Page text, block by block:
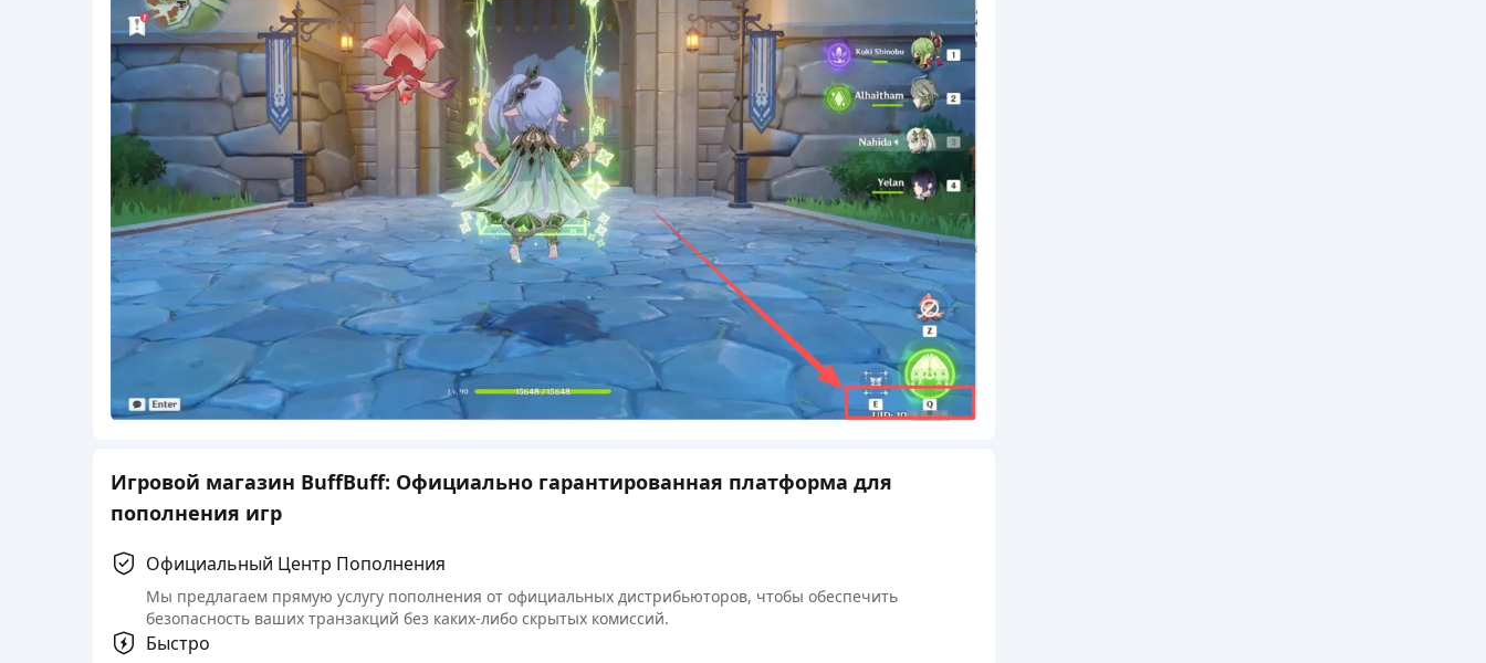
Игровой магазин BuffBuff: Официально гарантированная платформа для
пополнения игр
Официальный Центр Пополнения
Мы предлагаем прямую услугу пополнения от официальных дистрибьюторов, чтобы обеспечить
безопасность ваших транзакций без каких-либо скрытых комиссий.
Быстро